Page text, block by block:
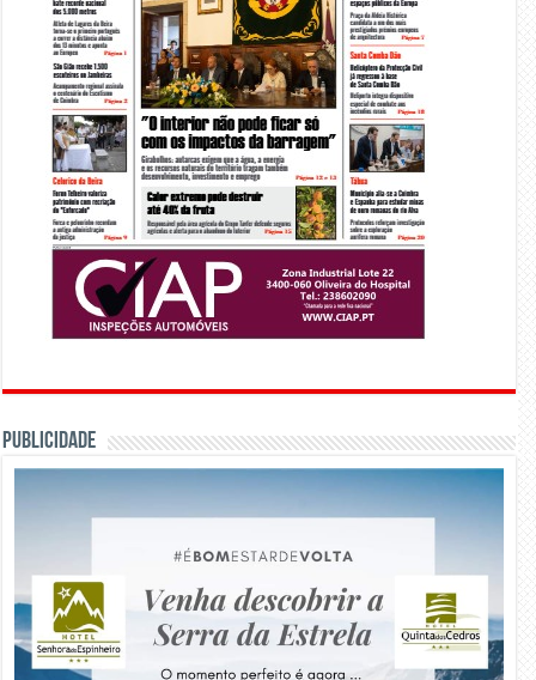
PUBLICIDADE